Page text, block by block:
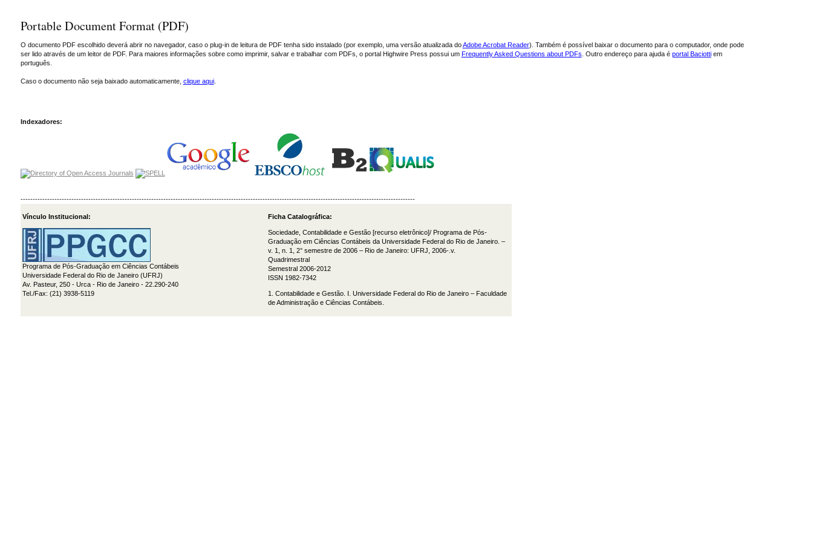
Portable Document Format (PDF)
O documento PDF escolhido deverá abrir no navegador, caso o plug-in de leitura de PDF tenha sido instalado (por exemplo, uma versão atualizada doAdobe Acrobat Reader). Também é possível baixar o documento para o computador, onde pode
ser lido através de um leitor de PDF. Para maiores informações sobre como imprimir, salvar e trabalhar com PDFs, o portal Highwire Press possui um Frequently Asked Questions about PDFs . Outro endereço para ajuda é portal Baciottiem
português.
Caso o documento não seja baixado automaticamente, clique aqui.
Indexadores:
-------------------------------------------------------------------------------------------------------------------------------------------------------------------
Vínculo Institucional:
Programa de Pós-Graduação em Ciências Contábeis
Universidade Federal do Rio de Janeiro (UFRJ)
Av. Pasteur, 250 - Urca - Rio de Janeiro - 22.290-240
Tel./Fax: (21) 3938-5119
Ficha Catalográfica:
Sociedade, Contabilidade e Gestão [recurso eletrônico]/ Programa de Pós-
Graduação em Ciências Contábeis da Universidade Federal do Rio de Janeiro. –
v. 1, n. 1, 2° semestre de 2006 – Rio de Janeiro: UFRJ, 2006-.v.
Quadrimestral
Semestral 2006-2012
ISSN 1982-7342
1. Contabilidade e Gestão. I. Universidade Federal do Rio de Janeiro – Faculdade
de Administração e Ciências Contábeis.